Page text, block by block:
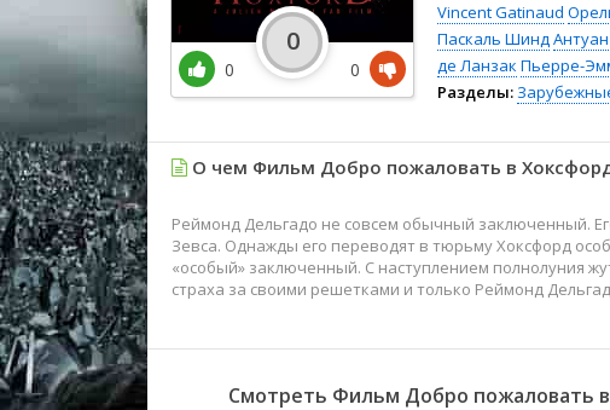
Vincent Gatinaud
Паскаль Шинд
де Ланзак Пьерре-
Разделы:
0
0
0
О чем Фильм Добро пожаловать в
Реймонд Дельгадо не совсем обычный заключенный.
Зевса. Однажды его переводят в тюрьму Хоксфорд
«особый» заключенный. С наступлением полнолуния
страха за своими решетками и только Реймонд
Смотреть Фильм Добро пожаловать